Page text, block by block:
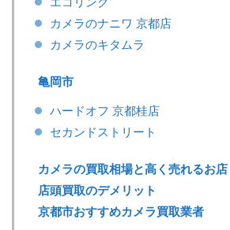
カメラのナニワ 京都店
カメラのキタムラ
亀岡市
ハードオフ 京都桂店
セカンドストリート
カメラの買取相場と高く売れるお店
店頭買取のデメリット
京都市おすすめカメラ買取業者